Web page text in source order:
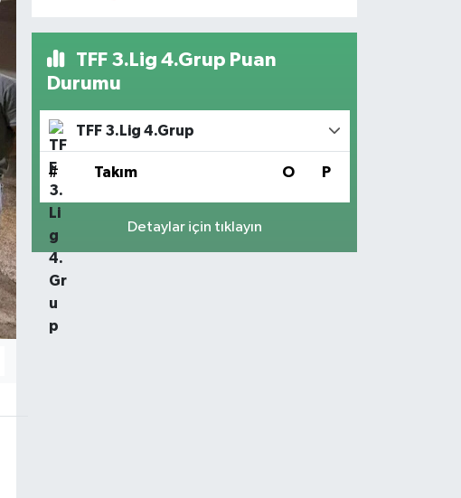
TFF 3.Lig 4.Grup Puan
Durumu
TFF 3.Lig 4.Grup
# Takım O P
Detaylar için tıklayın